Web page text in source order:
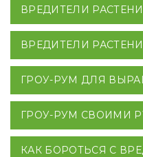
ВРЕДИТЕЛИ
ВРЕДИТЕЛИ
ГРОУ-РУМ ДЛЯ
ГРОУ-РУМ СВОИМИ
КАК БОРОТЬСЯ С